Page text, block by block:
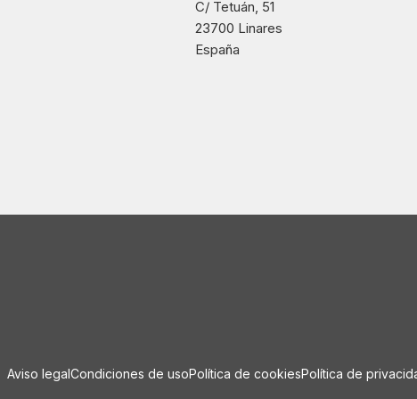
C/ Tetuán, 51
23700 Linares
España
Aviso legalCondiciones de usoPolítica de cookiesPolítica de